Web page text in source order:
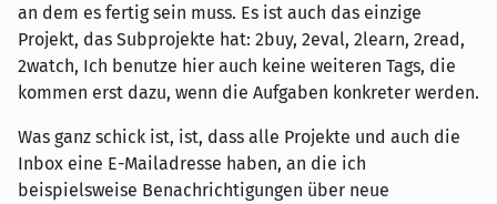
an dem es fertig sein muss. Es ist auch das einzige
Projekt, das Subprojekte hat: 2buy, 2eval, 2learn, 2read,
2watch, Ich benutze hier auch keine weiteren Tags, die
kommen erst dazu, wenn die Aufgaben konkreter werden.
Was ganz schick ist, ist, dass alle Projekte und auch die
Inbox eine E-Mailadresse haben, an die ich
beispielsweise Benachrichtigungen über neue